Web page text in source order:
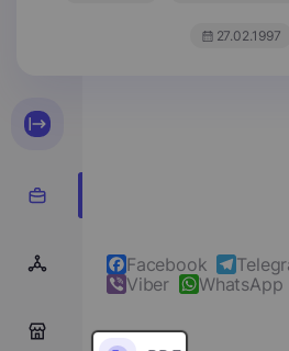
27.02.1997
Facebook
Viber
WhatsApp